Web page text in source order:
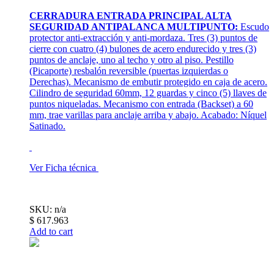
CERRADURA ENTRADA PRINCIPAL ALTA
SEGURIDAD ANTIPALANCA MULTIPUNTO: Escudo
protector anti-extracción y anti-mordaza. Tres (3) puntos de
cierre con cuatro (4) bulones de acero endurecido y tres (3)
puntos de anclaje, uno al techo y otro al piso. Pestillo
(Picaporte) resbalón reversible (puertas izquierdas o
Derechas). Mecanismo de embutir protegido en caja de acero.
Cilindro de seguridad 60mm, 12 guardas y cinco (5) llaves de
puntos niqueladas. Mecanismo con entrada (Backset) a 60
mm, trae varillas para anclaje arriba y abajo. Acabado: Níquel
Satinado.
Ver Ficha técnica
SKU: n/a
$ 617.963
Add to cart